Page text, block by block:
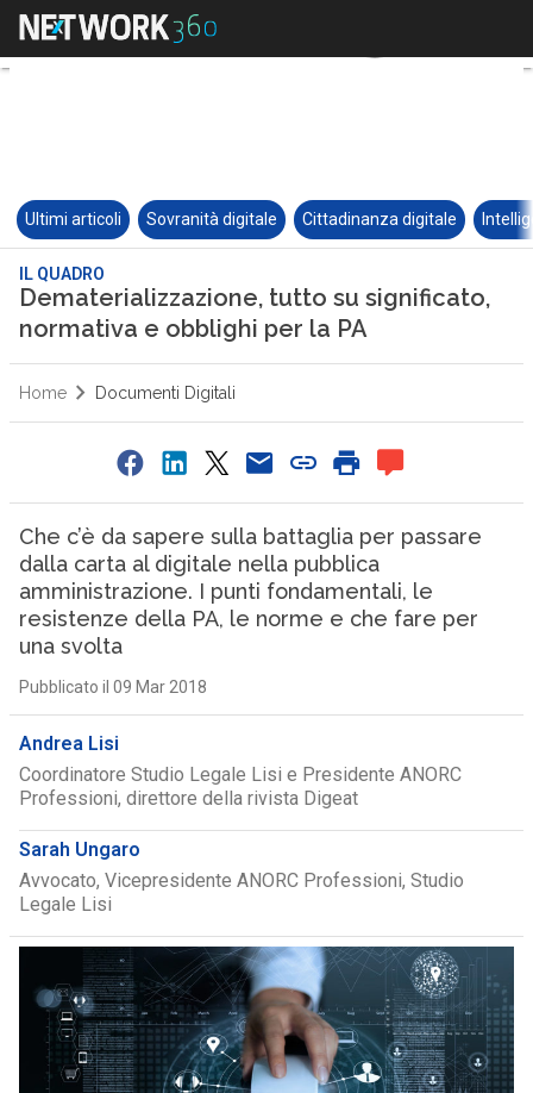
Ultimi articoli Sovranità digitale Cittadinanza digitale
IL QUADRO
Dematerializzazione, tutto su significato,
normativa e obblighi per la PA
Home Documenti Digitali
Che c’è da sapere sulla battaglia per passare
dalla carta al digitale nella pubblica
amministrazione. I punti fondamentali, le
resistenze della PA, le norme e che fare per
una svolta
Pubblicato il 09 Mar 2018
Andrea Lisi
Coordinatore Studio Legale Lisi e Presidente ANORC
Professioni, direttore della rivista Digeat
Sarah Ungaro
Avvocato, Vicepresidente ANORC Professioni, Studio
Legale Lisi